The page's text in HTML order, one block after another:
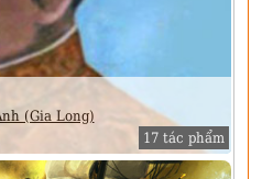
(Gia Long)
17 tác phẩm